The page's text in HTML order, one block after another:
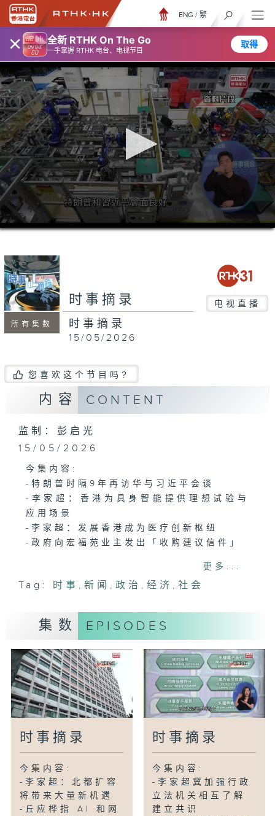
× 全新 RTHK On The Go
一手掌握 RTHK 电台、电视节目
取得
ENG / 繁
0
seconds
seconds
所有集数
时事摘录 电视直播
时事摘录
15/05/2026
您喜欢这个节目吗?
内容 CONTENT
监制：彭启光
15/05/2026
今集内容:
-特朗普时隔9年再访华与习近平会谈
-李家超：香港为具身智能提供理想试验与
应用场景
-李家超：发展香港成为医疗创新枢纽
-政府向宏福苑业主发出「收购建议信件」
-有的士司机称隧道费减半有助减轻成本
-范鸿龄：公营医疗收费改革取得成效
暴潮
-谢展寰：新机制审批食肆露天座位最快一
-涉汉坦病毒疫情邮轮陆续有下船乘客确诊
更多...
Tag: 时事 ,新闻 ,政治 ,经济 ,社会
集数 EPISODES
时事摘录
今集内容:
-李家超：北都扩容
将带来大量新机遇
-丘应桦指 AI 和网
时事摘录
今集内容:
-李家超冀加强行政
立法机关相互了解
建立共识